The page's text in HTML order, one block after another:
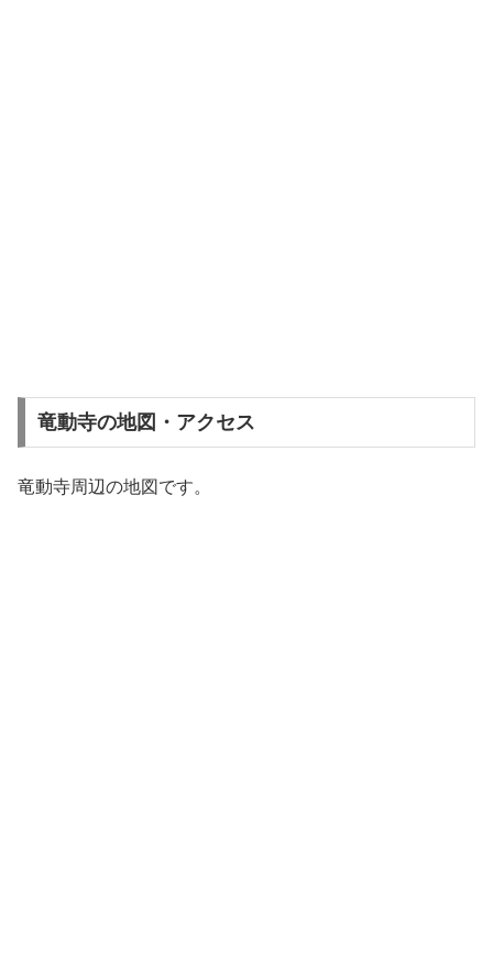
竜動寺の地図・アクセス
竜動寺周辺の地図です。